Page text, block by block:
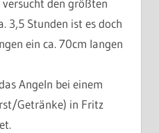
den größten
3,5 Stunden ist es doch
ein ca. 70cm langen
Angeln bei einem
Getränke) in Fritz